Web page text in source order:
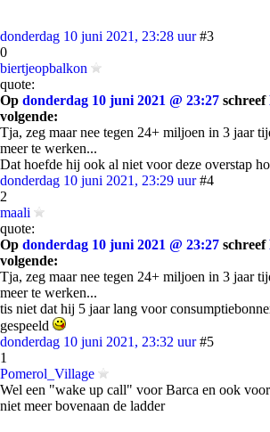
donderdag 10 juni 2021, 23:28 uur #3
0
biertjeopbalkon
quote:
Op donderdag 10 juni 2021 @ 23:27 schreef
volgende:
Tja, zeg maar nee tegen 24+ miljoen in 3 jaar
meer te werken...
Dat hoefde hij ook al niet voor deze overstap
donderdag 10 juni 2021, 23:29 uur #4
2
maali
quote:
Op donderdag 10 juni 2021 @ 23:27 schreef
volgende:
Tja, zeg maar nee tegen 24+ miljoen in 3 jaar
meer te werken...
tis niet dat hij 5 jaar lang voor
gespeeld
donderdag 10 juni 2021, 23:32 uur #5
1
Pomerol_Village
Wel een "wake up call" voor Barca en ook
niet meer bovenaan de ladder